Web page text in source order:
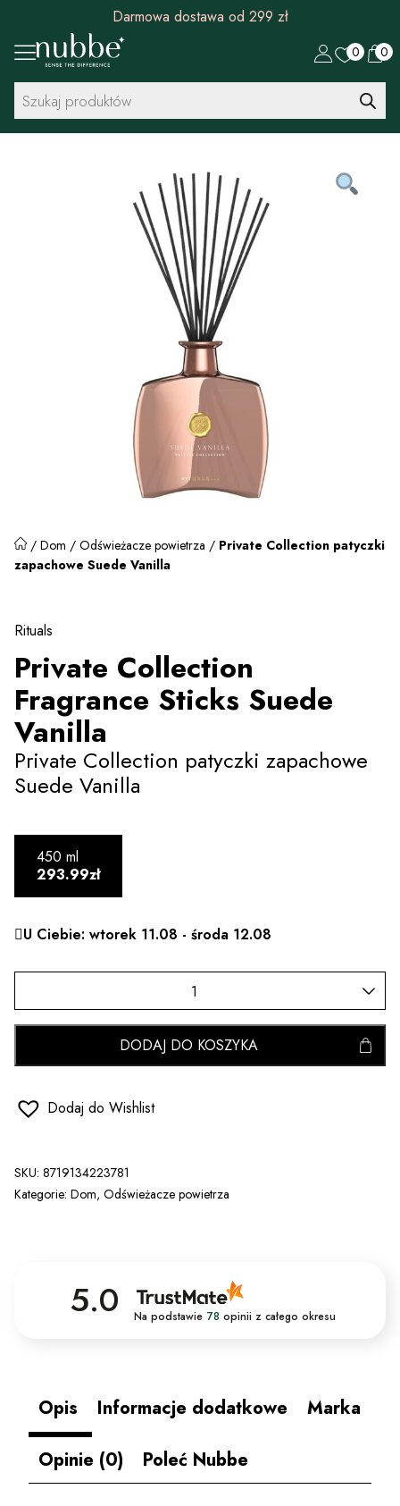
Darmowa dostawa od 299 zł
0 0
Wyszukiwarka
produktów
/ Dom / Odświeżacze powietrza / Private Collection patyczki
zapachowe Suede Vanilla
Rituals
Private Collection
Fragrance Sticks Suede
Vanilla
Private Collection patyczki zapachowe
Suede Vanilla
450 ml
293.99zł
U Ciebie: wtorek 11.08 - środa 12.08
DODAJ DO KOSZYKA
Dodaj do Wishlist
SKU: 8719134223781
Kategorie: Dom, Odświeżacze powietrza
5.0 Na podstawie 78 opinii z całego okresu
Opis Informacje dodatkowe
Marka
Opinie (0)
Poleć Nubbe